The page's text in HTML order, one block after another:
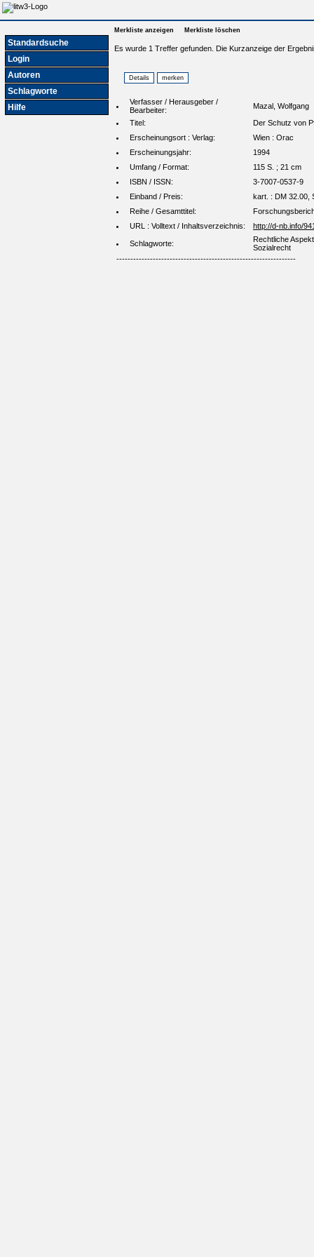
Standardsuche
Login
Autoren
Schlagworte
Hilfe
Merkliste anzeigen Merkliste löschen
Es wurde 1 Treffer gefunden. Die Kurzanzeige der
Verfasser / Herausgeber /
Bearbeiter:
Mazal, Wolfgang
Titel:
Der Schutz von
Erscheinungsort : Verlag:
Wien : Orac
Erscheinungsjahr:
1994
Umfang / Format:
115 S. ; 21 cm
ISBN / ISSN:
3-7007-0537-9
Einband / Preis:
kart. : DM 32.00,
Reihe / Gesamttitel:
URL : Volltext / Inhaltsverzeichnis:
http://d-nb.info/
Schlagworte:
Rechtliche
Sozialrecht
----------------------------------------------------------------